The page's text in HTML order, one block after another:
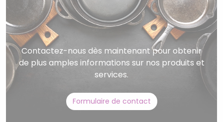
Contactez-nous dès maintenant pour obtenir
de plus amples informations sur nos produits et
services.
Formulaire de contact